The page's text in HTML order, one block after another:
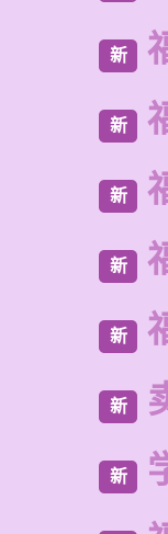
新
新
新
新
新
新
新